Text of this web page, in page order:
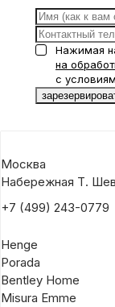
Нажимая
на
с
Москва
Набережная Т.
+7 (499) 243-0779
Henge
Porada
Bentley Home
Misura Emme